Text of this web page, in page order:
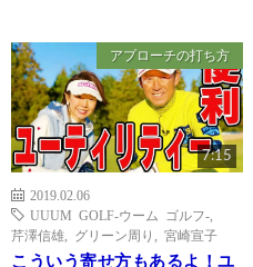
アプローチの打ち方
7:15
2019.02.06
UUUM GOLF-ウーム ゴルフ-
芹澤信雄
グリーン周り 宮崎宣子
こういう寄せ方もあるよ！ユ